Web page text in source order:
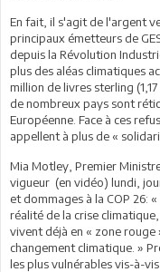
En fait, il s'agit de l'argent
principaux émetteurs de
depuis la Révolution
plus des aléas climatiques
million de livres sterling
de nombreux pays sont
Européenne. Face à ces
appellent à plus de «
Mia Motley, Premier
vigueur (en vidéo) lundi,
et dommages à la COP 26:
réalité de la crise
vivent déjà en « zone rouge
changement climatique. »
les plus vulnérables vis-à-